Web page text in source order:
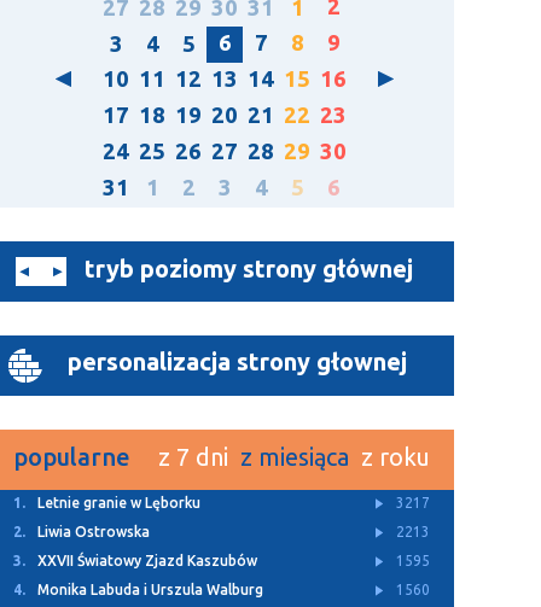
27 28 29 30 31 1
2
3
4 5 6 7 8
9
10 11 12 13 14 15 16
17 18 19 20 21 22 23
24 25 26 27 28 29 30
31
1 2 3 4 5 6
tryb poziomy strony głównej
personalizacja strony głownej
popularne z 7 dni z miesiąca z roku
1. Letnie granie w Lęborku
3217
2.
Liwia Ostrowska
2213
3.
XXVII Światowy Zjazd Kaszubów
1595
4.
Monika Labuda i Urszula Walburg
1560